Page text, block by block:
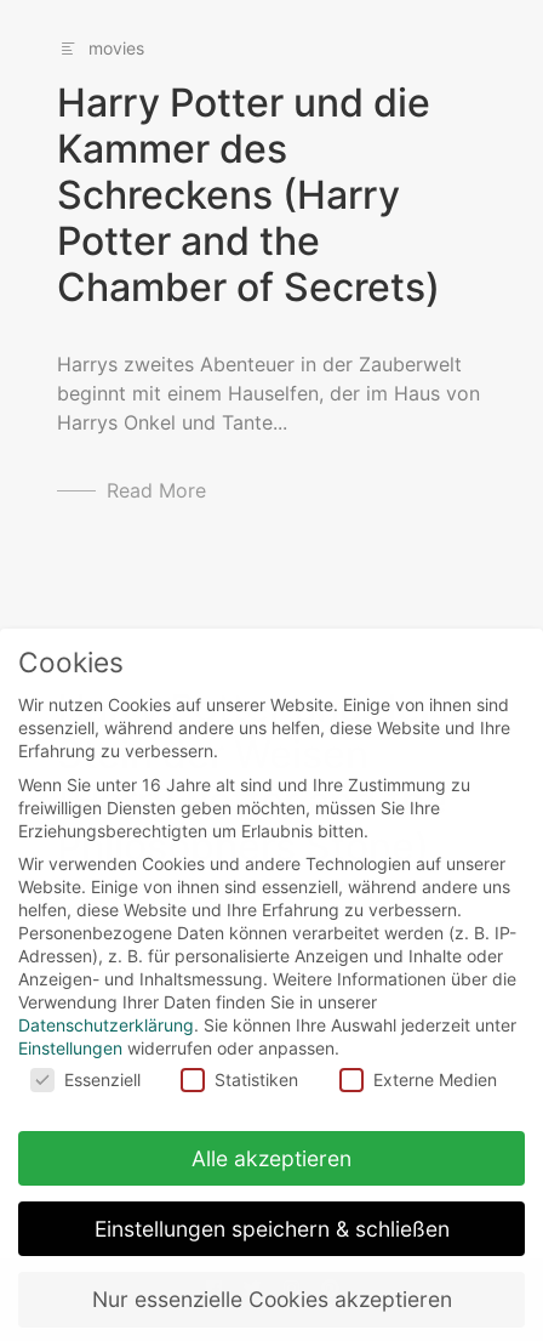
movies
Harry Potter und die
Kammer des
Schreckens (Harry
Potter and the
Chamber of Secrets)
Harrys zweites Abenteuer in der Zauberwelt
beginnt mit einem Hauselfen, der im Haus von
Harrys Onkel und Tante...
Read More
movies
Harry Potter und der
Stein der Weisen
(Harry Potter and the
Philosophers Stone)
Bis zu seinem 11. Geburtstag weiß Harry
Potter nicht, dass er ein Zauberer ist. Seit dem
Tod seiner...
Read More
Cookies
Wir nutzen Cookies auf unserer Website. Einige von ihnen sind
essenziell, während andere uns helfen, diese Website und Ihre
Erfahrung zu verbessern.
Wenn Sie unter 16 Jahre alt sind und Ihre Zustimmung zu
freiwilligen Diensten geben möchten, müssen Sie Ihre
Erziehungsberechtigten um Erlaubnis bitten.
Wir verwenden Cookies und andere Technologien auf unserer
Website. Einige von ihnen sind essenziell, während andere uns
helfen, diese Website und Ihre Erfahrung zu verbessern.
Personenbezogene Daten können verarbeitet werden (z. B. IP-
Adressen), z. B. für personalisierte Anzeigen und Inhalte oder
Anzeigen- und Inhaltsmessung. Weitere Informationen über die
Verwendung Ihrer Daten finden Sie in unserer
Datenschutzerklärung. Sie können Ihre Auswahl jederzeit unter
Einstellungen widerrufen oder anpassen.
CookiesEssenziell Statistiken Externe Medien
Alle akzeptieren
Einstellungen speichern & schließen
Nur essenzielle Cookies akzeptieren